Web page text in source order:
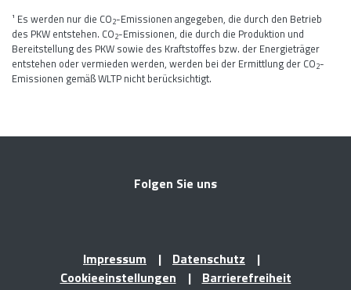
¹ Es werden nur die CO2-Emissionen angegeben, die durch den Betrieb
des PKW entstehen. CO2-Emissionen, die durch die Produktion und
Bereitstellung des PKW sowie des Kraftstoffes bzw. der Energieträger
entstehen oder vermieden werden, werden bei der Ermittlung der CO2-
Emissionen gemäß WLTP nicht berücksichtigt.
Folgen Sie uns
Impressum
Datenschutz
Cookieeinstellungen
Barrierefreiheit